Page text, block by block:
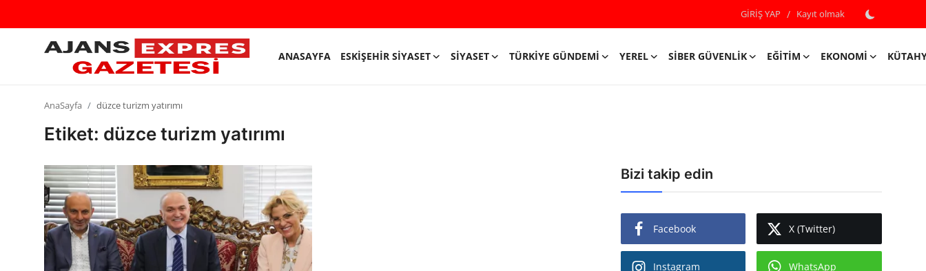
GİRİŞ YAP / Kayıt olmak
ANASAYFA ESKIŞEHIR SIYASET SIYASET TÜRKIYE GÜNDEMI YEREL SIBER GÜVENLIK EĞITIM EKONOMI
GİRİŞ
Kayıt
AnaSayfa
Siyaset
Türkiye Gündemi
AnaSayfa düzce turizm yatırımı
Etiket: düzce turizm yatırımı
Bizi takip edin
Facebook X (Twitter)
Instagram WhatsApp